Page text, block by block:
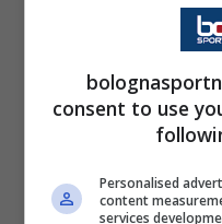
Ferguson,
Attaccanti:
consent to use
Personalised
content
services